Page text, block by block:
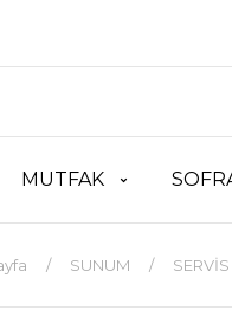
MUTFAK
SUNUM